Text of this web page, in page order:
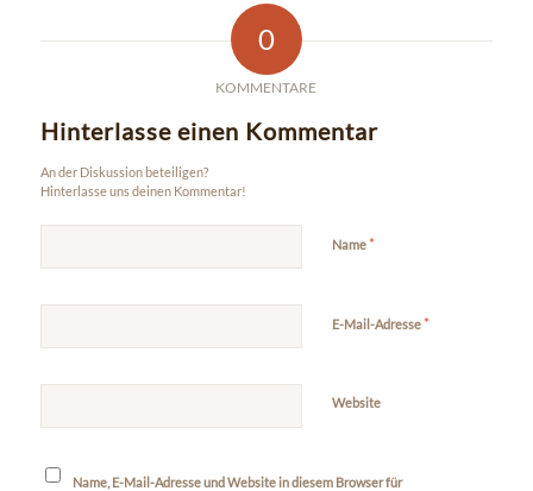
0
KOMMENTARE
Hinterlasse einen Kommentar
An der Diskussion beteiligen?
Hinterlasse uns deinen Kommentar!
Name *
E-Mail-Adresse *
Website
Name, E-Mail-Adresse und Website in diesem Browser für